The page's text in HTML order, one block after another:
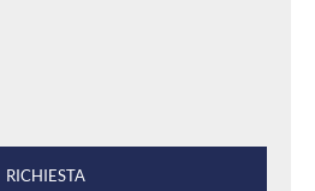
RICHIESTA